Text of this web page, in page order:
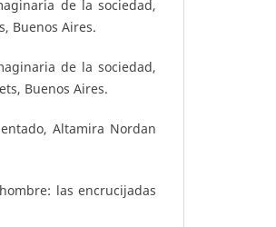
de la sociedad,
Buenos Aires.
de la sociedad,
Buenos Aires.
Altamira Nordan
las encrucijadas